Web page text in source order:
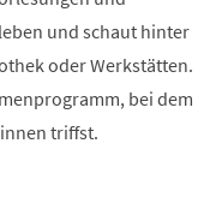
und schaut hinter
oder Werkstätten.
bei dem
triffst.